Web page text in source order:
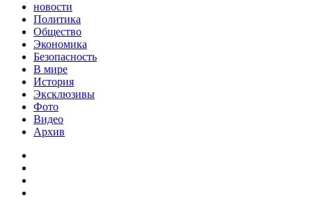
новости
Политика
Общество
Экономика
Безопасность
В мире
История
Эксклюзивы
Фото
Видео
Архив